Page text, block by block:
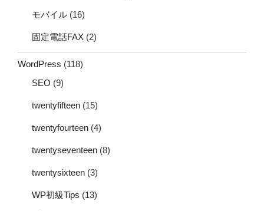
モバイル (16)
固定電話FAX (2)
WordPress (118)
SEO (9)
twentyfifteen (15)
twentyfourteen (4)
twentyseventeen (8)
twentysixteen (3)
WP初級Tips (13)